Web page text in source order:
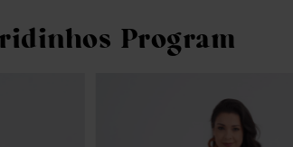
Program